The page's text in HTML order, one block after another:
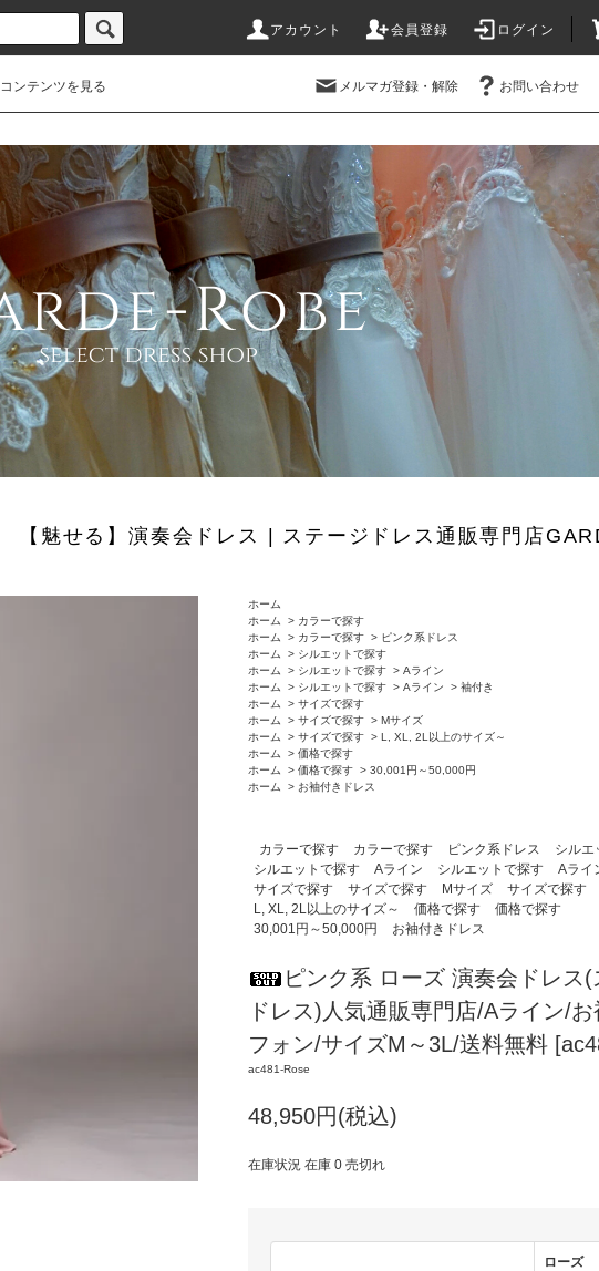
アカウント 会員登録 ログイン
コンテンツを見る メルマガ登録・解除 お問い合わせ
【魅せる】演奏会ドレス | ステージドレス通販専門店
ホーム
ホーム
> カラーで探す
ホーム
> カラーで探す > ピンク系ドレス
ホーム
> シルエットで探す
ホーム
> シルエットで探す > Aライン
ホーム
> シルエットで探す > Aライン > 袖付き
ホーム
> サイズで探す
ホーム
> サイズで探す > Mサイズ
ホーム
> サイズで探す > L, XL, 2L以上のサイズ～
ホーム
> 価格で探す
ホーム
> 価格で探す > 30,001円～50,000円
ホーム
> お袖付きドレス
カラーで探す カラーで探す ピンク系ドレス
シルエ
シルエットで探す
Aライン シルエットで探す Aライ
サイズで探す
サイズで探す Mサイズ
サイズで探す
L, XL, 2L以上のサイズ～
価格で探す
価格で探す
30,001円～50,000円
お袖付きドレス
ピンク系 ローズ 演奏会ドレス(
ドレス)人気通販専門店/Aライン/
フォン/サイズM～3L/送料無料
ac481-Rose
48,950円(税込)
在庫状況 在庫 0 売切れ
ローズ